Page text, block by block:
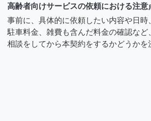
高齢者向けサービスの依頼における注意
事前に、具体的に依頼したい内容や日時
駐車料金、雑費も含んだ料金の確認など
相談をしてから本契約をするかどうかを